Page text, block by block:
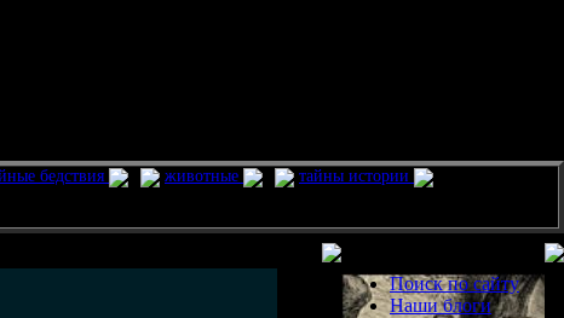
бедствия животные
тайны истории
Поиск по сайту
Наши блоги